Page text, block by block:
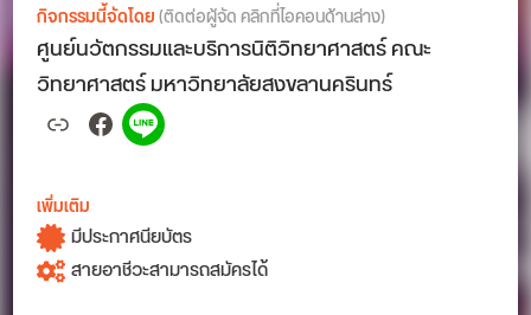
กิจกรรมนี้จัดโดย(ติดต่อผู้จัด คลิกที่ไอคอนด้านล่าง)
ศูนย์นวัตกรรมและบริการนิติวิทยาศาสตร์ คณะ
วิทยาศาสตร์ มหาวิทยาลัยสงขลานครินทร์
LinkFacebook
Spotify
เพิ่มเติม
มีประกาศนียบัตร
สายอาชีวะสามารถสมัครได้